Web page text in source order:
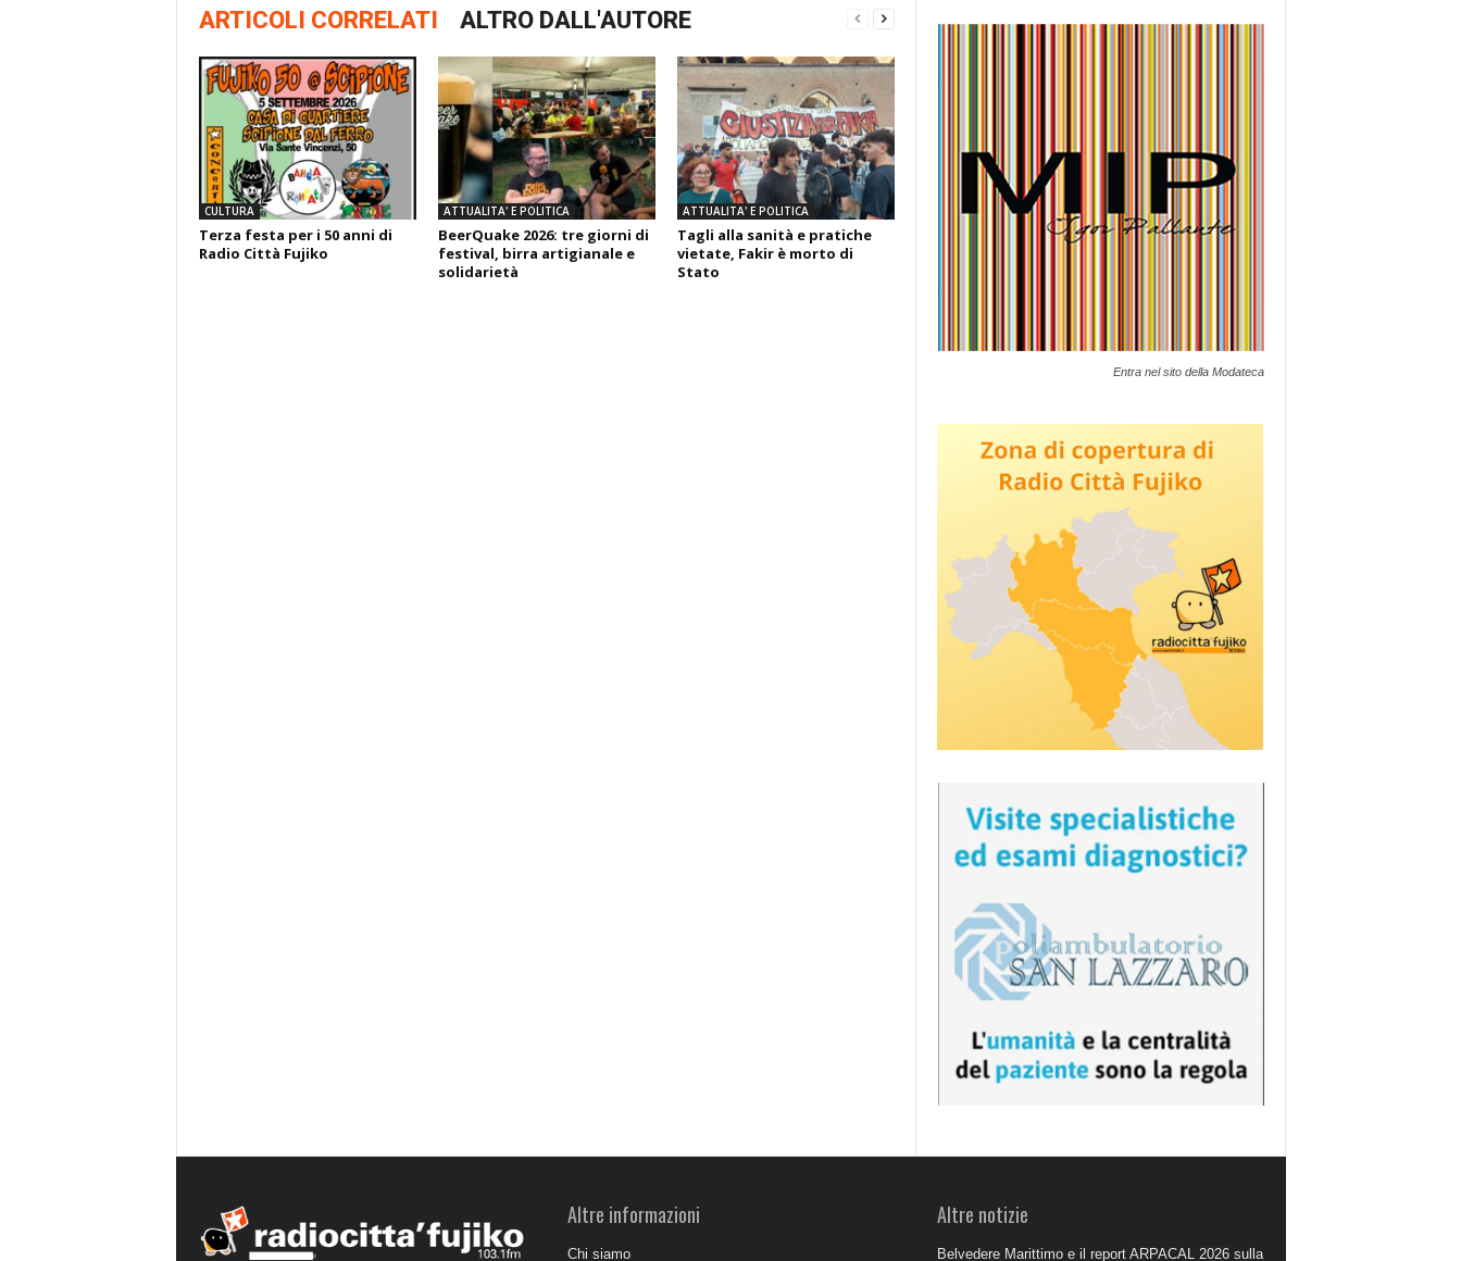
ARTICOLI CORRELATI ALTRO DALL'AUTORE
CULTURA
Terza festa per i 50 anni di
Radio Città Fujiko
ATTUALITA' E POLITICA
BeerQuake 2026: tre giorni di
festival, birra artigianale e
solidarietà
ATTUALITA' E POLITICA
Tagli alla sanità e pratiche
vietate, Fakir è morto di
Stato
Entra nel sito della Modateca
Altre informazioni
Chi siamo
Altre notizie
Belvedere Marittimo e il report ARPACAL 2026 sulla